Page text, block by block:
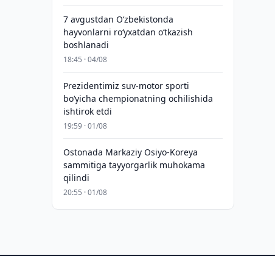
7 avgustdan O‘zbekistonda
hayvonlarni ro‘yxatdan o‘tkazish
boshlanadi
18:45 · 04/08
Prezidentimiz suv-motor sporti
bo‘yicha chempionatning ochilishida
ishtirok etdi
19:59 · 01/08
Ostonada Markaziy Osiyo-Koreya
sammitiga tayyorgarlik muhokama
qilindi
20:55 · 01/08